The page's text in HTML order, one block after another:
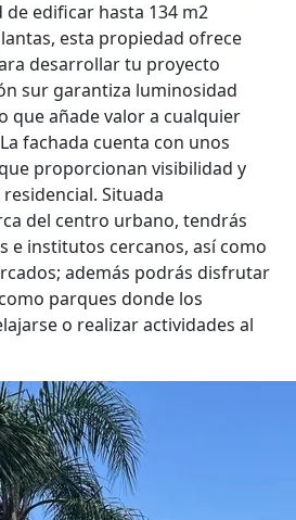
de edificar hasta 134 m2
esta propiedad ofrece
desarrollar tu proyecto
sur garantiza luminosidad
que añade valor a cualquier
fachada cuenta con unos
proporcionan visibilidad y
Situada
del centro urbano, tendrás
e institutos cercanos, así como
además podrás disfrutar
parques donde los
o realizar actividades al